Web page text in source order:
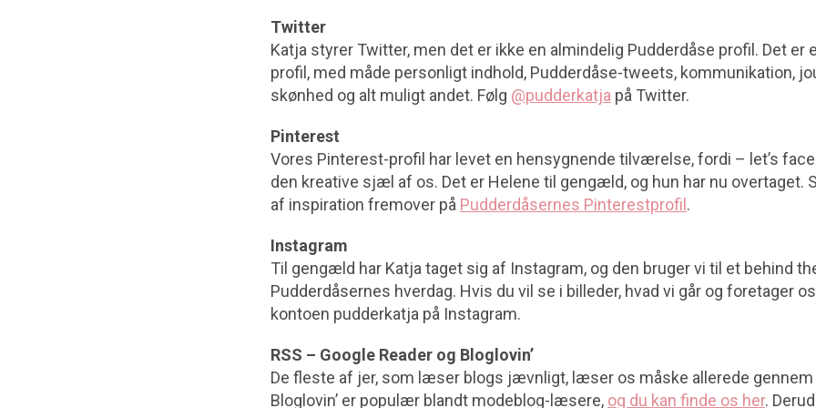
Twitter
Katja styrer Twitter, men det er ikke en almindelig Pudderdåse profil. Det er
profil, med måde personligt indhold, Pudderdåse-tweets, kommunikation,
skønhed og alt muligt andet. Følg @pudderkatja på Twitter.
Pinterest
Vores Pinterest-profil har levet en hensygnende tilværelse, fordi – let’s
den kreative sjæl af os. Det er Helene til gengæld, og hun har nu overtaget.
af inspiration fremover på Pudderdåsernes Pinterestprofil .
Instagram
Til gengæld har Katja taget sig af Instagram, og den bruger vi til et behind
Pudderdåsernes hverdag. Hvis du vil se i billeder, hvad vi går og foretager
kontoen pudderkatja på Instagram.
RSS – Google Reader og Bloglovin’
De fleste af jer, som læser blogs jævnligt, læser os måske allerede
Bloglovin’ er populær blandt modeblog-læsere, og du kan finde os her.